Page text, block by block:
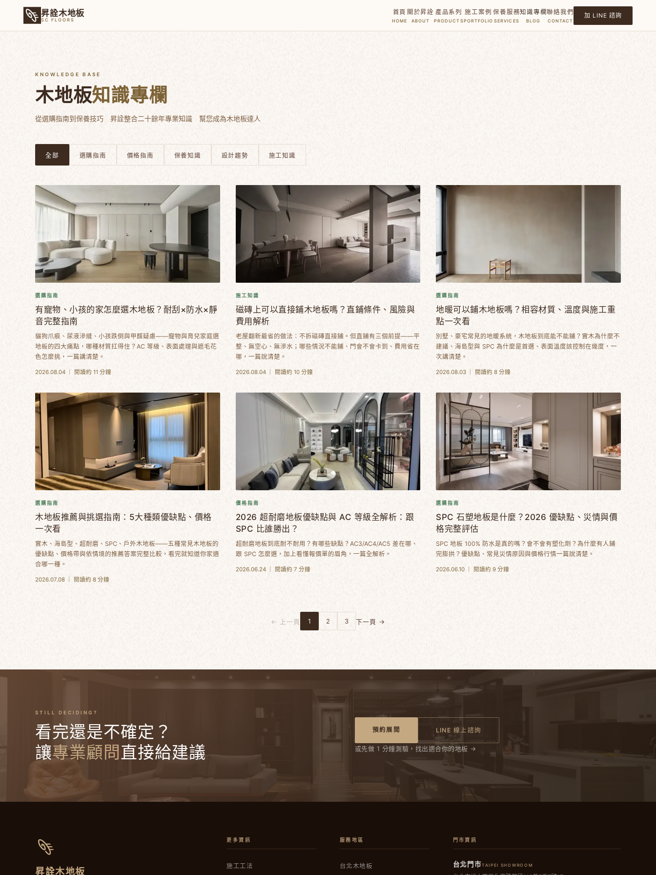
昇詮木地板
SC FLOORS
首頁
HOME
關於昇詮
ABOUT
產品系列
PRODUCTS
施工案例
PORTFOLIO
保養服務
SERVICES
知識專欄
BLOG
聯絡我們
CONTACT
加 LINE 諮詢
KNOWLEDGE BASE
木地板知識專欄
從選購指南到保養技巧 昇詮整合二十餘年專業知識 幫您成為木地板達人
全部 選購指南 價格指南 保養知識 設計趨勢 施工知識
選購指南
有寵物、小孩的家怎麼選木地板？耐刮×防水×靜
音完整指南
貓狗爪痕、尿液滲縫、小孩跌倒與甲醛疑慮——寵物與育兒家庭選
地板的四大痛點，哪種材質扛得住？AC 等級、表面處理與遮毛花
色怎麼挑，一篇講清楚。
2026.08.04 ｜ 閱讀約 11 分鐘
施工知識
磁磚上可以直接鋪木地板嗎？直鋪條件、風險與
費用解析
老屋翻新最省的做法：不拆磁磚直接鋪。但直鋪有三個前提——平
整、無空心、無滲水；哪些情況不能鋪、門會不會卡到、費用省在
哪，一篇說清楚。
2026.08.04 ｜ 閱讀約 10 分鐘
選購指南
地暖可以鋪木地板嗎？相容材質、溫度與施工重
點一次看
別墅、豪宅常見的地暖系統，木地板到底能不能鋪？實木為什麼不
建議、海島型與 SPC 為什麼是首選、表面溫度該控制在幾度，一
次講清楚。
2026.08.03 ｜ 閱讀約 8 分鐘
選購指南
木地板推薦與挑選指南：5大種類優缺點、價格
一次看
實木、海島型、超耐磨、SPC、戶外木地板——五種常見木地板的
優缺點、價格帶與依情境的推薦答案完整比較，看完就知道你家適
合哪一種。
2026.07.08 ｜ 閱讀約 8 分鐘
價格指南
2026 超耐磨地板優缺點與 AC 等級全解析：跟
SPC 比誰勝出？
超耐磨地板到底耐不耐用？有哪些缺點？AC3/AC4/AC5 差在哪、
跟 SPC 怎麼選，加上看懂報價單的眉角，一篇全解析。
2026.06.24 ｜ 閱讀約 7 分鐘
選購指南
SPC 石塑地板是什麼？2026 優缺點、災情與價
格完整評估
SPC 地板 100% 防水是真的嗎？會不會有塑化劑？為什麼有人鋪
完膨拱？優缺點、常見災情原因與價格行情一篇說清楚。
2026.06.10 ｜ 閱讀約 9 分鐘
← 上一頁 1 2 3 下一頁 →
STILL DECIDING?
看完還是不確定？
讓專業顧問直接給建議
預約展間 LINE 線上諮詢
或先做 1 分鐘測驗，找出適合你的地板 →
昇詮木地板
更多資訊
施工工法
服務地區
台北木地板
門市資訊
台北門市TAIPEI SHOWROOM